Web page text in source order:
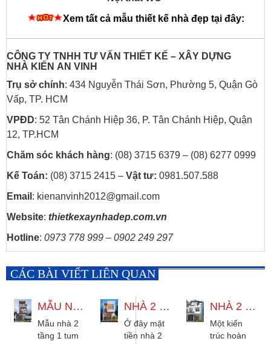
Xem tất cả mẫu thiết kế nhà đẹp tại đây:
CÔNG TY TNHH TƯ VẤN THIẾT KẾ – XÂY DỰNG
NHÀ KIẾN AN VINH
Trụ sở chính: 434 Nguyễn Thái Sơn, Phường 5, Quận Gò
Vấp, TP. HCM
VPĐD: 52 Tân Chánh Hiệp 36, P. Tân Chánh Hiệp, Quận
12, TP.HCM
Chăm sóc khách hàng: (08) 3715 6379 – (08) 6277 0999
Kế Toán: (08) 3715 2415 – Vật tư: 0981.507.588
Email : kienanvinh2012@gmail.com
Website: thietkexaynhadep.com.vn
Hotline: 0973 778 999 – 0902 249 297
CÁC BÀI VIẾT LIÊN QUAN
MẪU NHÀ 2 TẦNG 1 TUM HIỆN ĐẠI 6X23M ĐẸP ĐỘC ĐÁO
Mẫu nhà 2
tầng 1 tum
NHÀ 2 TẦNG HIỆN ĐẠI ĐẸP TINH TẾ VỚI KIẾN TRÚC HOÀN HẢO
Ở đây mặt
tiền nhà 2
NHÀ 2 TẦNG 7X9M HIỆN ĐẠI 3 PHÒNG NGỦ TẠI HÓC MÔN
Một kiến
trúc hoàn